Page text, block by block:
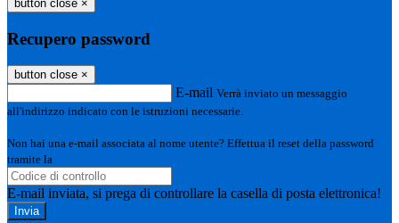
button close ×
Recupero password
button close ×
E-mail Verrà inviato un messaggio
all'indirizzo indicato con le istruzioni necessarie.
Non hai una e-mail associata al nome utente? Effettua il reset della password
tramite la
E-mail inviata, si prega di controllare la casella di posta elettronica!